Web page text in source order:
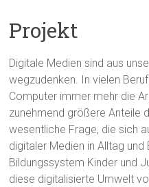
Projekt
Digitale Medien sind aus
wegzudenken. In vielen
Computer immer mehr die
zunehmend größere Anteile
wesentliche Frage, die sich
digitaler Medien in Alltag
Bildungssystem Kinder und
diese digitalisierte Umwelt